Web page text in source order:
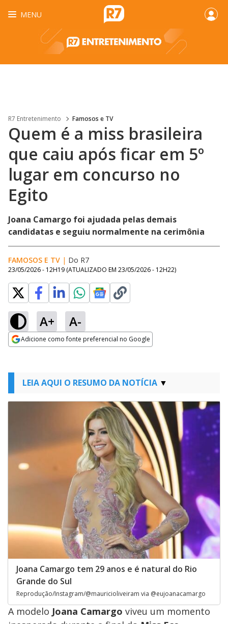
MENU
R7 Entretenimento Famosos e TV
Quem é a miss brasileira
que caiu após ficar em 5º
lugar em concurso no
Egito
Joana Camargo foi ajudada pelas demais
candidatas e seguiu normalmente na cerimônia
FAMOSOS E TV | Do R7
23/05/2026 - 12H19 (ATUALIZADO EM 23/05/2026 - 12H22)
A+ A-
Adicione como fonte preferencial no Google
LEIA AQUI O RESUMO DA NOTÍCIA
Joana Camargo tem 29 anos e é natural do Rio
Grande do Sul
Reprodução/Instagram/@mauricioliveiram via @eujoanacamargo
A modelo Joana Camargo viveu um momento